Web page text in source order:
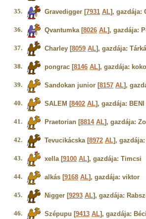
35. Gravedigger [7931 AL], gazdája:
36. Qvantumka [8026 AL], gazdája:
37. Charley [8059 AL], gazdája:
38. pongrac [8146 AL], gazdája: koko
39. Sandokan junior [8157 AL],
40. SALEM [8402 AL], gazdája: BENI
41. Praetorian [8814 AL], gazdája:
42. Tevucikácska [8972 AL],
43. xella [9100 AL], gazdája: Timcsi
44. alkás [9168 AL], gazdája: viktor
45. Nigger [9293 AL], gazdája:
46. Szépupu [9413 AL], gazdája: